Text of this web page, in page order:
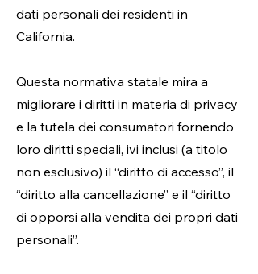
dati personali dei residenti in
California.
Questa normativa statale mira a
migliorare i diritti in materia di privacy
e la tutela dei consumatori fornendo
loro diritti speciali, ivi inclusi (a titolo
non esclusivo) il “diritto di accesso”, il
“diritto alla cancellazione” e il “diritto
di opporsi alla vendita dei propri dati
personali”.